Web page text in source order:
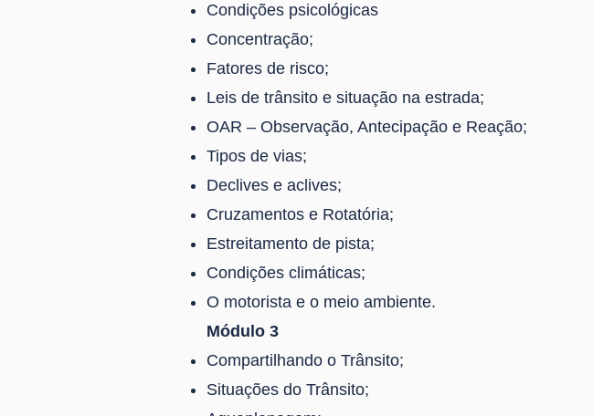
Condições psicológicas
Concentração;
Fatores de risco;
Leis de trânsito e situação na estrada;
OAR – Observação, Antecipação e Reação;
Tipos de vias;
Declives e aclives;
Cruzamentos e Rotatória;
Estreitamento de pista;
Condições climáticas;
O motorista e o meio ambiente.
Módulo 3
Compartilhando o Trânsito;
Situações do Trânsito;